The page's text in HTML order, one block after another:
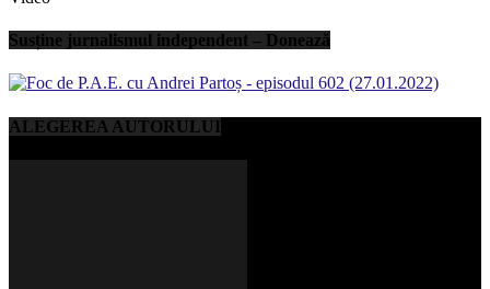
Susține jurnalismul independent – Donează
ALEGEREA AUTORULUI